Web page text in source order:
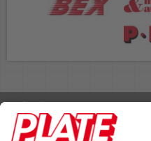
Rufen Sie uns an 04298 401-0
Lieferbedingungen Impressum